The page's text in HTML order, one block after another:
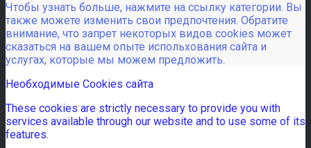
Чтобы узнать больше, нажмите на ссылку категории. Вы
также можете изменить свои предпочтения. Обратите
внимание, что запрет некоторых видов cookies может
сказаться на вашем опыте испольхования сайта и
услугах, которые мы можем предложить.
Необходимые Cookies сайта
These cookies are strictly necessary to provide you with
services available through our website and to use some of its
features.